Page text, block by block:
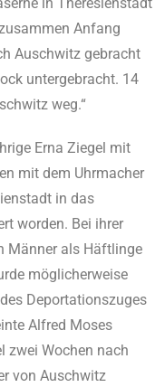
Anfang
Auschwitz gebracht
untergebracht. 14
weg.“
Erna Ziegel mit
mit dem Uhrmacher
in das
worden. Bei ihrer
Männer als Häftlinge
möglicherweise
Deportationszuges
Alfred Moses
zwei Wochen nach
von Auschwitz